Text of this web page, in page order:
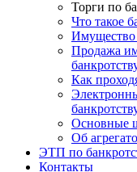
Торги по
Что такое
Имущество
Продажа
Как
Основные
Об
ЭТП по
Контакты